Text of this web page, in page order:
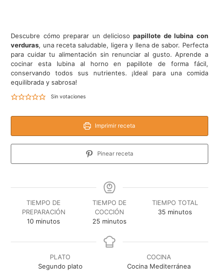
Descubre cómo preparar un deliciosopapillote de lubina con
verduras, una receta saludable, ligera y llena de sabor. Perfecta
para cuidar tu alimentación sin renunciar al gusto. Aprende a
cocinar esta lubina al horno en papillote de forma fácil,
conservando todos sus nutrientes. ¡Ideal para una comida
equilibrada y sabrosa!
Sin votaciones
Imprimir receta
Pinear receta
TIEMPO DE
PREPARACIÓN
10minutos
minutos
TIEMPO DE
COCCIÓN
25minutos
minutos
TIEMPO TOTAL
35 minutos
minutos
PLATO
Segundo plato
COCINA
Cocina Mediterránea